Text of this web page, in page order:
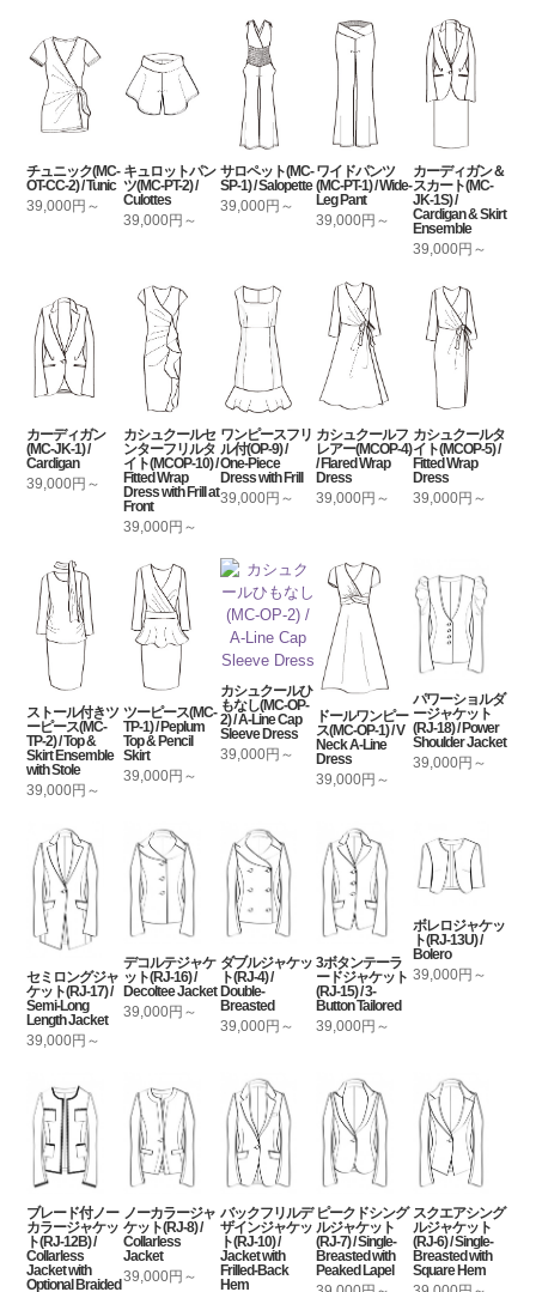
チュニック(MC-
OT-CC-2) / Tunic
39,000円～
キュロットパン
ツ(MC-PT-2) /
Culottes
39,000円～
サロペット(MC-
SP-1) / Salopette
39,000円～
ワイドパンツ
(MC-PT-1) / Wide-
Leg Pant
39,000円～
カーディガン＆
スカート(MC-
JK-1S) /
Cardigan & Skirt
Ensemble
39,000円～
カーディガン
(MC-JK-1) /
Cardigan
39,000円～
カシュクールセ
ンターフリルタ
イト(MCOP-10) /
Fitted Wrap
Dress with Frill at
Front
39,000円～
ワンピースフリ
ル付(OP-9) /
One-Piece
Dress with Frill
39,000円～
カシュクールフ
レアー(MCOP-4)
/ Flared Wrap
Dress
39,000円～
カシュクールタ
イト(MCOP-5) /
Fitted Wrap
Dress
39,000円～
ストール付きツ
ーピース(MC-
TP-2) / Top &
Skirt Ensemble
with Stole
39,000円～
ツーピース(MC-
TP-1) / Peplum
Top & Pencil
Skirt
39,000円～
カシュクールひ
もなし(MC-OP-
2) / A-Line Cap
Sleeve Dress
39,000円～
ドールワンピー
ス(MC-OP-1) / V
Neck A-Line
Dress
39,000円～
パワーショルダ
ージャケット
(RJ-18) / Power
Shoulder Jacket
39,000円～
セミロングジャ
ケット(RJ-17) /
Semi-Long
Length Jacket
39,000円～
デコルテジャケ
ット(RJ-16) /
Decoltee Jacket
39,000円～
ダブルジャケッ
ト(RJ-4) /
Double-
Breasted
39,000円～
3ボタンテーラ
ードジャケット
(RJ-15) / 3-
Button Tailored
39,000円～
ボレロジャケッ
ト(RJ-13U) /
Bolero
39,000円～
ブレード付ノー
カラージャケッ
ト(RJ-12B) /
Collarless
Jacket with
Optional Braided
ノーカラージャ
ケット(RJ-8) /
Collarless
Jacket
39,000円～
バックフリルデ
ザインジャケッ
ト(RJ-10) /
Jacket with
Frilled-Back
Hem
ピークドシング
ルジャケット
(RJ-7) / Single-
Breasted with
Peaked Lapel
スクエアシング
ルジャケット
(RJ-6) / Single-
Breasted with
Square Hem